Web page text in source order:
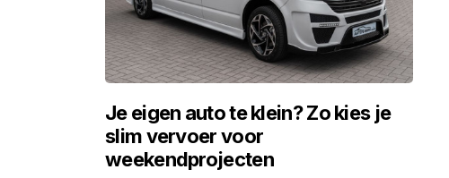
Je eigen auto te klein? Zo kies je
slim vervoer voor
weekendprojecten